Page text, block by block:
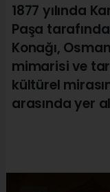
1877 yılında
Paşa
Konağı,
mimarisi ve
kültürel
arasında yer